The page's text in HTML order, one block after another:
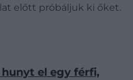
előtt próbáljuk ki őket.
el egy férfi,